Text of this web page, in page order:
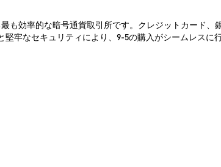
効率的な暗号通貨取引所です。クレジットカード、
牢なセキュリティにより、9-5の購入がシームレスに